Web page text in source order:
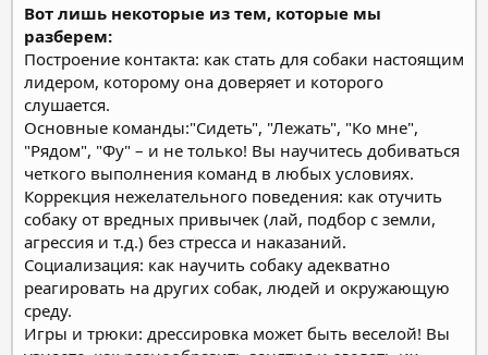
Вот лишь некоторые из тем, которые мы
разберем:
Построение контакта: как стать для собаки настоящим
лидером, которому она доверяет и которого
слушается.
Основные команды:"Сидеть", "Лежать", "Ко мне",
"Рядом", "Фу" – и не только! Вы научитесь добиваться
четкого выполнения команд в любых условиях.
Коррекция нежелательного поведения: как отучить
собаку от вредных привычек (лай, подбор с земли,
агрессия и т.д.) без стресса и наказаний.
Социализация: как научить собаку адекватно
реагировать на других собак, людей и окружающую
среду.
Игры и трюки: дрессировка может быть веселой! Вы